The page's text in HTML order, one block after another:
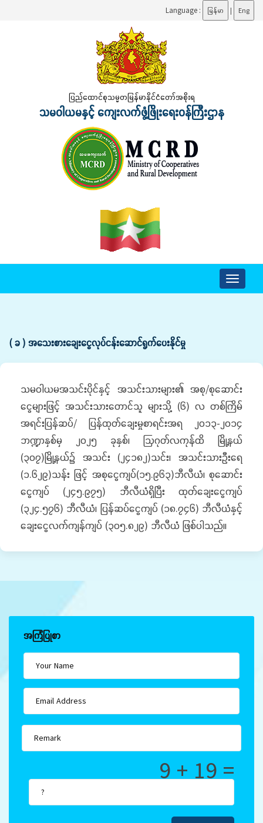
Language : မြန်မာ | Eng
ပြည်ထောင်စုသမ္မတမြန်မာနိုင်ငံတော်အစိုးရ
သမဝါယမနှင့် ကျေးလက်ဖွံ့ဖြိုးရေးဝန်ကြီးဌာန
Toggle
( ခ ) အသေးစားချေးငွေလုပ်ငန်းဆောင်ရွက်ပေးနိုင်မှု
သမဝါယမအသင်းပိုင်နှင့် အသင်းသားများ၏ အစု/စုဆောင်း
ငွေများဖြင့် အသင်းသားတောင်သူ များသို့ (၆) လ တစ်ကြိမ်
အရင်းပြန်ဆပ်/ ပြန်ထုတ်ချေးမှုစာရင်းအရ ၂၀၁၃-၂၀၁၄
ဘဏ္ဍာနှစ်မှ ၂၀၂၅ ခုနှစ်၊ ဩဂုတ်လကုန်ထိ မြို့နယ်
(၃၀၇)မြို့နယ်၌ အသင်း (၂၄၁၈၂)သင်း၊ အသင်းသားဦးရေ
(၁.၆၂၉)သန်း ဖြင့် အစုငွေကျပ်(၁၅.၉၆၃)ဘီလီယံ၊ စုဆောင်း
ငွေကျပ် (၂၄၅.၉၇၅) ဘီလီယံရှိပြီး ထုတ်ချေးငွေကျပ်
(၃၂၄.၅၇၆) ဘီလီယံ၊ ပြန်ဆပ်ငွေကျပ် (၁၈.၇၄၆) ဘီလီယံနှင့်
ချေးငွေလက်ကျန်ကျပ် (၃၀၅.၈၂၉) ဘီလီယံ ဖြစ်ပါသည်။
အကြံပြုစာ
9 + 19 =